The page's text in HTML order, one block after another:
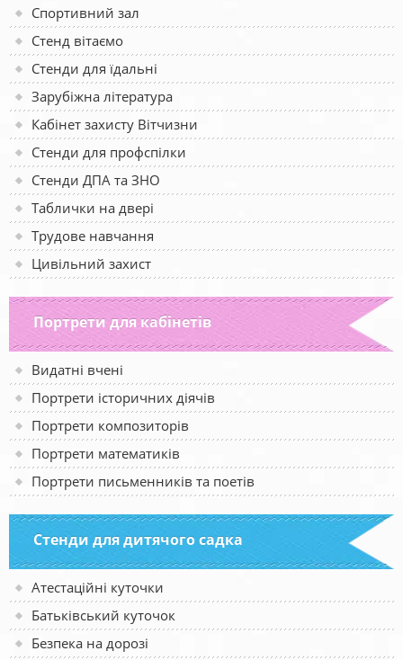
Спортивний зал
Стенд вітаємо
Стенди для їдальні
Зарубіжна література
Кабінет захисту Вітчизни
Стенди для профспілки
Стенди ДПА та ЗНО
Таблички на двері
Трудове навчання
Цивільний захист
Портрети для кабінетів
Видатні вчені
Портрети історичних діячів
Портрети композиторів
Портрети математиків
Портрети письменників та поетів
Стенди для дитячого садка
Атестаційні куточки
Батьківський куточок
Безпека на дорозі